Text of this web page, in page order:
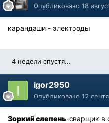
Опубликовано 18
карандаши - электроды
4 недели спустя...
igor2950
Опубликовано 12
Зоркий слепень-сварщик в